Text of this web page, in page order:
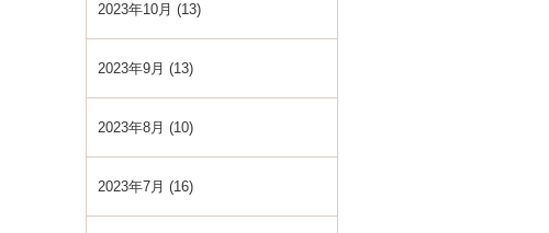
2023年10月 (13)
2023年9月 (13)
2023年8月 (10)
2023年7月 (16)